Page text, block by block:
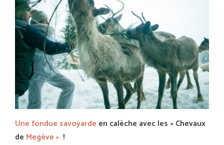
Une fondue savoyarde en calèche avec les « Chevaux
de Megève » !